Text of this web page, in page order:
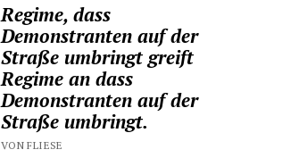
Regime, dass
Demonstranten auf der
Straße umbringt greift
Regime an dass
Demonstranten auf der
Straße umbringt.
VON FLIESE